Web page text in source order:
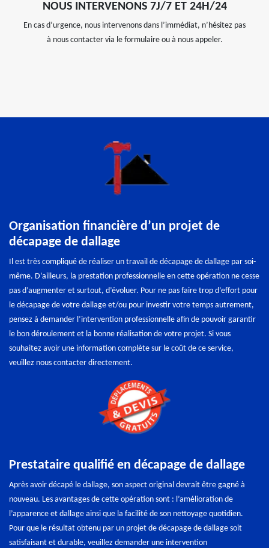
NOUS INTERVENONS 7J/7 ET 24H/24
En cas d’urgence, nous intervenons dans l’immédiat, n’hésitez pas
à nous contacter via le formulaire ou à nous appeler.
Organisation financière d’un projet de
décapage de dallage
Il est très compliqué de réaliser un travail de décapage de dallage par soi-
même. D’ailleurs, la prestation professionnelle en cette opération ne cesse
pas d’augmenter et surtout, d’évoluer. Pour ne pas faire trop d’effort pour
le décapage de votre dallage et/ou pour investir votre temps autrement,
pensez à demander l’intervention professionnelle afin de pouvoir garantir
le bon déroulement et la bonne réalisation de votre projet. Si vous
souhaitez avoir une information complète sur le coût de ce service,
veuillez nous contacter directement.
Prestataire qualifié en décapage de dallage
Après avoir décapé le dallage, son aspect original devrait être gagné à
nouveau. Les avantages de cette opération sont : l’amélioration de
l’apparence et dallage ainsi que la facilité de son nettoyage quotidien.
Pour que le résultat obtenu par un projet de décapage de dallage soit
satisfaisant et durable, veuillez demander une intervention